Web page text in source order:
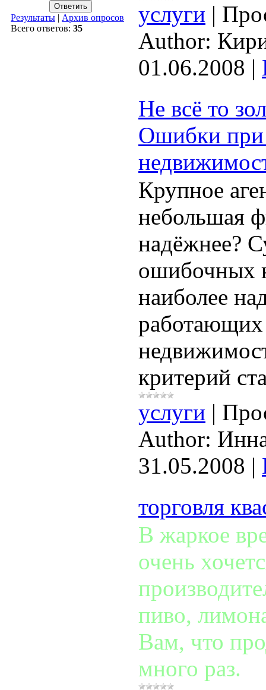
Результаты | Архив опросов
Всего ответов: 35
услуги |
Author:
01.06.2008 |
Не всё то
Ошибки при
Крупное
небольшая
надёжнее?
ошибочных
наиболее
работающих
критерий
услуги |
Author:
31.05.2008 |
торговля
В жаркое
очень
пиво,
Вам, что
много раз.